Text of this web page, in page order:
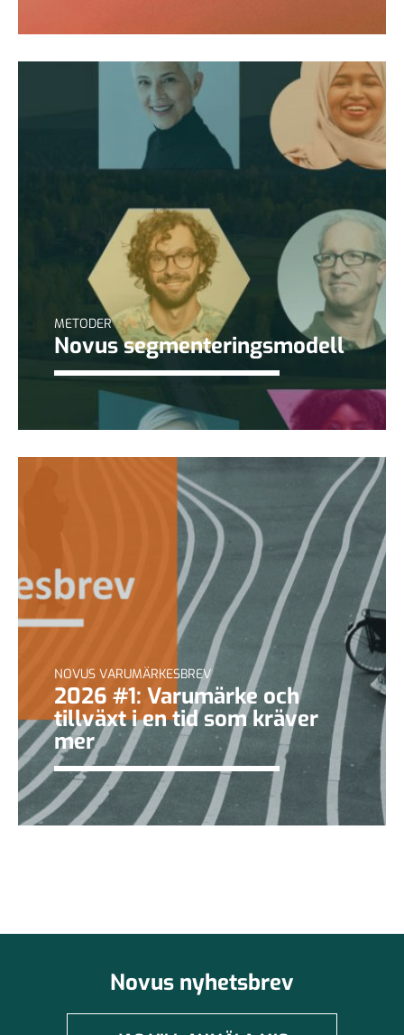
METODER
Novus segmenteringsmodell
NOVUS VARUMÄRKESBREV
2026 #1: Varumärke och
tillväxt i en tid som kräver
mer
Novus nyhetsbrev